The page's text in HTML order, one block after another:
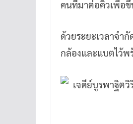
คนที่มาต่อคิวเพื่อขึ้
ด้วยระยะเวลาจำ
กล้องและแบตไว้